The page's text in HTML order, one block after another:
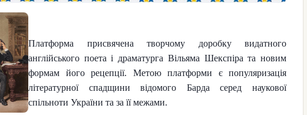
Платформа присвячена творчому доробку видатного
англійського поета і драматурга Вільяма Шекспіра та новим
формам його рецепції. Метою платформи є популяризація
літературної спадщини відомого Бардасеред наукової
спільноти України та за її межами.